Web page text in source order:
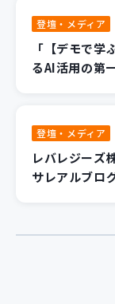
登壇・メディア
「【デモで
るAI活用の第
登壇・メディア
レバレジーズ
サレアルブロ